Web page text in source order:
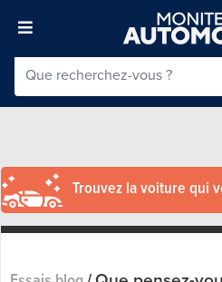
Trouvez la voiture qui